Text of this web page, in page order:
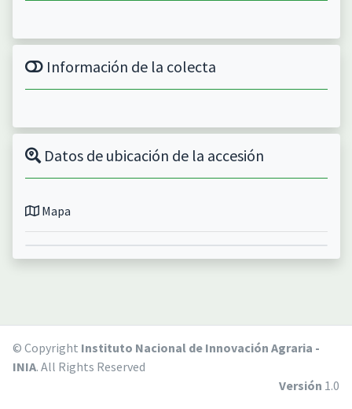
Información de la colecta
Datos de ubicación de la accesión
Mapa
© Copyright Instituto Nacional de Innovación Agraria -
INIA. All Rights Reserved
Versión 1.0